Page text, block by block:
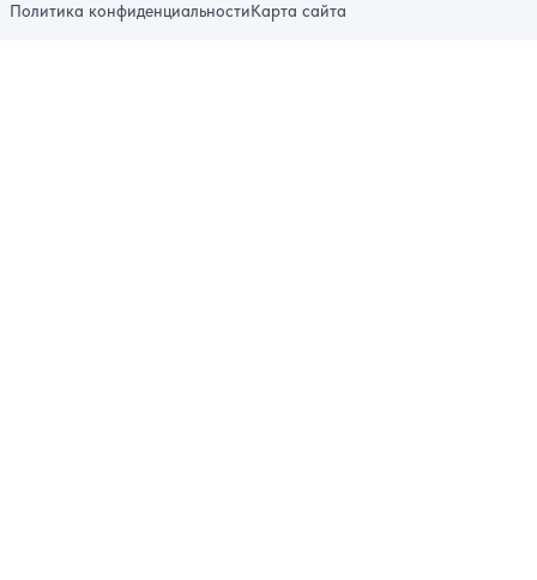
Политика конфиденциальностиКарта сайта